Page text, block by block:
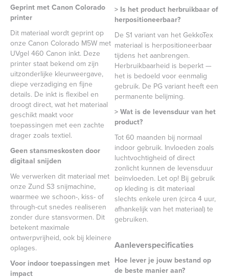
Geprint met Canon Colorado
printer
Dit materiaal wordt geprint op
onze Canon Colorado M5W met
UVgel 460 Canon inkt. Deze
printer staat bekend om zijn
uitzonderlijke kleurweergave,
diepe verzadiging en fijne
details. De inkt is flexibel en
droogt direct, wat het materiaal
geschikt maakt voor
toepassingen met een zachte
drager zoals textiel.
Geen stansmeskosten door
digitaal snijden
We verwerken dit materiaal met
onze Zund S3 snijmachine,
waarmee we schoon-, kiss- of
through-cut snedes realiseren
zonder dure stansvormen. Dit
betekent maximale
ontwerpvrijheid, ook bij kleinere
oplages.
Voor indoor toepassingen met
impact
> Is het product herbruikbaar of
herpositioneerbaar?
De S1 variant van het GekkoTex
materiaal is herpositioneerbaar
tijdens het aanbrengen.
Herbruikbaarheid is beperkt —
het is bedoeld voor eenmalig
gebruik. De PG variant heeft een
permanente belijming.
> Wat is de levensduur van het
product?
Tot 60 maanden bij normaal
indoor gebruik. Invloeden zoals
luchtvochtigheid of direct
zonlicht kunnen de levensduur
beïnvloeden. Let op! Bij gebruik
op kleding is dit materiaal
slechts enkele uren (circa 4 uur,
afhankelijk van het materiaal) te
gebruiken.
Aanleverspecificaties
Hoe lever je jouw bestand op
de beste manier aan?